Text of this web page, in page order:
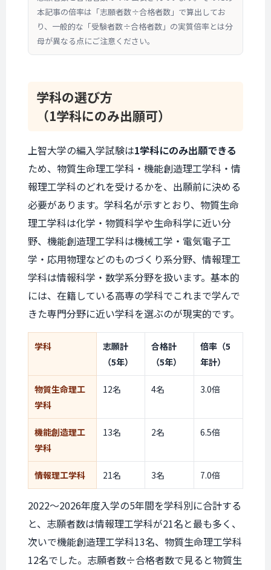
本記事の倍率は「志願者数÷合格者数」で算出してお
り、一般的な「受験者数÷合格者数」の実質倍率とは分
母が異なる点にご注意ください。
学科の選び方
（1学科にのみ出願可）
上智大学の編入学試験は1学科にのみ出願できる
ため、物質生命理工学科・機能創造理工学科・情
報理工学科のどれを受けるかを、出願前に決める
必要があります。学科名が示すとおり、物質生命
理工学科は化学・物質科学や生命科学に近い分
野、機能創造理工学科は機械工学・電気電子工
学・応用物理などのものづくり系分野、情報理工
学科は情報科学・数学系分野を扱います。基本的
には、在籍している高専の学科でこれまで学んで
きた専門分野に近い学科を選ぶのが現実的です。
学科
志願計
（5年）
合格計
（5年）
倍率（5
年計）
物質生命理工
学科
12名 4名 3.0倍
機能創造理工
学科
13名 2名 6.5倍
情報理工学科 21名 3名 7.0倍
2022〜2026年度入学の5年間を学科別に合計する
と、志願者数は情報理工学科が21名と最も多く、
次いで機能創造理工学科13名、物質生命理工学科
12名でした。志願者数÷合格者数で見ると物質生